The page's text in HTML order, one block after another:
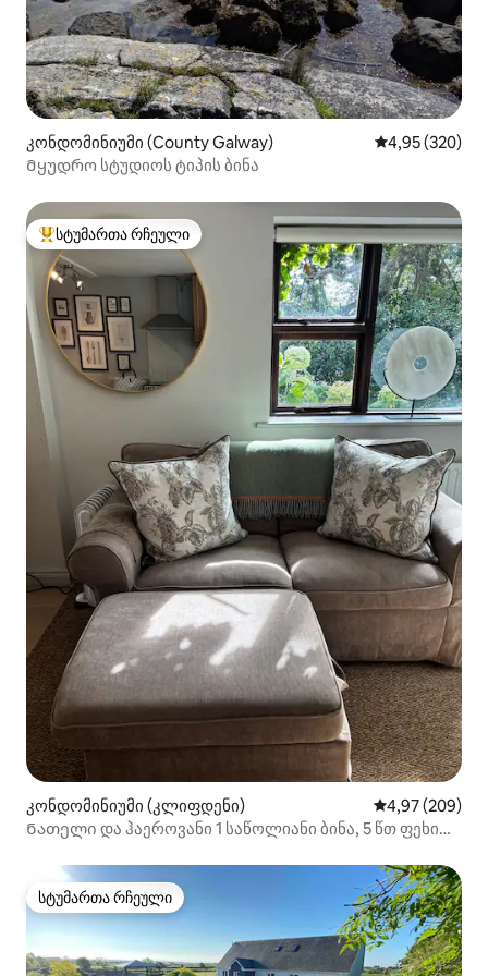
კონდომინიუმი (County Galway) საშუალო
4,95 (320)
Მყუდრო სტუდიოს ტიპის ბინა
სტუმართა რჩეული მოწინავე ვარიანტი
სტუმართა რჩეული
კონდომინიუმი (კლიფდენი) საშუალო
4,97 (209)
Ნათელი და ჰაეროვანი 1 საწოლიანი ბინა, 5 წთ ფეხით
სტუმართა რჩეული
სტუმართა რჩეული